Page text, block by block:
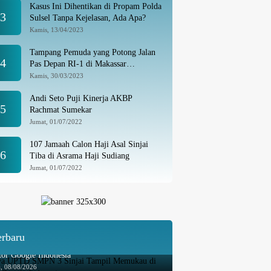
3
Kasus Ini Dihentikan di Propam Polda
Sulsel Tanpa Kejelasan, Ada Apa?
Kamis, 13/04/2023
4
Tampang Pemuda yang Potong Jalan
Pas Depan RI-1 di Makassar
Ditangkap, Ternyata Joki Balapan Liar
Kamis, 30/03/2023
5
Andi Seto Puji Kinerja AKBP
Rachmat Sumekar
Jumat, 01/07/2022
6
107 Jamaah Calon Haji Asal Sinjai
Tiba di Asrama Haji Sudiang
Jumat, 01/07/2022
UPTD SMPN 3 Sinjai Tampil Memukau di
Google Indonesia
08/08/2026